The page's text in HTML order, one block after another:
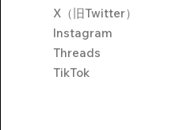
X（旧Twitter）
Instagram
Threads
TikTok